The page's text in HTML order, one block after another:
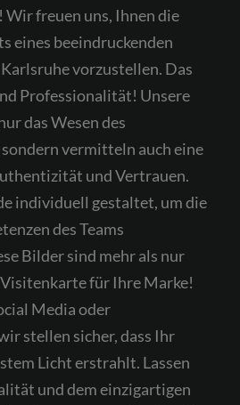
freuen uns, Ihnen die
eines beeindruckenden
vorzustellen. Das
Professionalität! Unsere
das Wesen des
vermitteln auch eine
und Vertrauen.
individuell gestaltet, um die
des Teams
Bilder sind mehr als nur
für Ihre Marke!
Media oder
stellen sicher, dass Ihr
Licht erstrahlt. Lassen
und dem einzigartigen